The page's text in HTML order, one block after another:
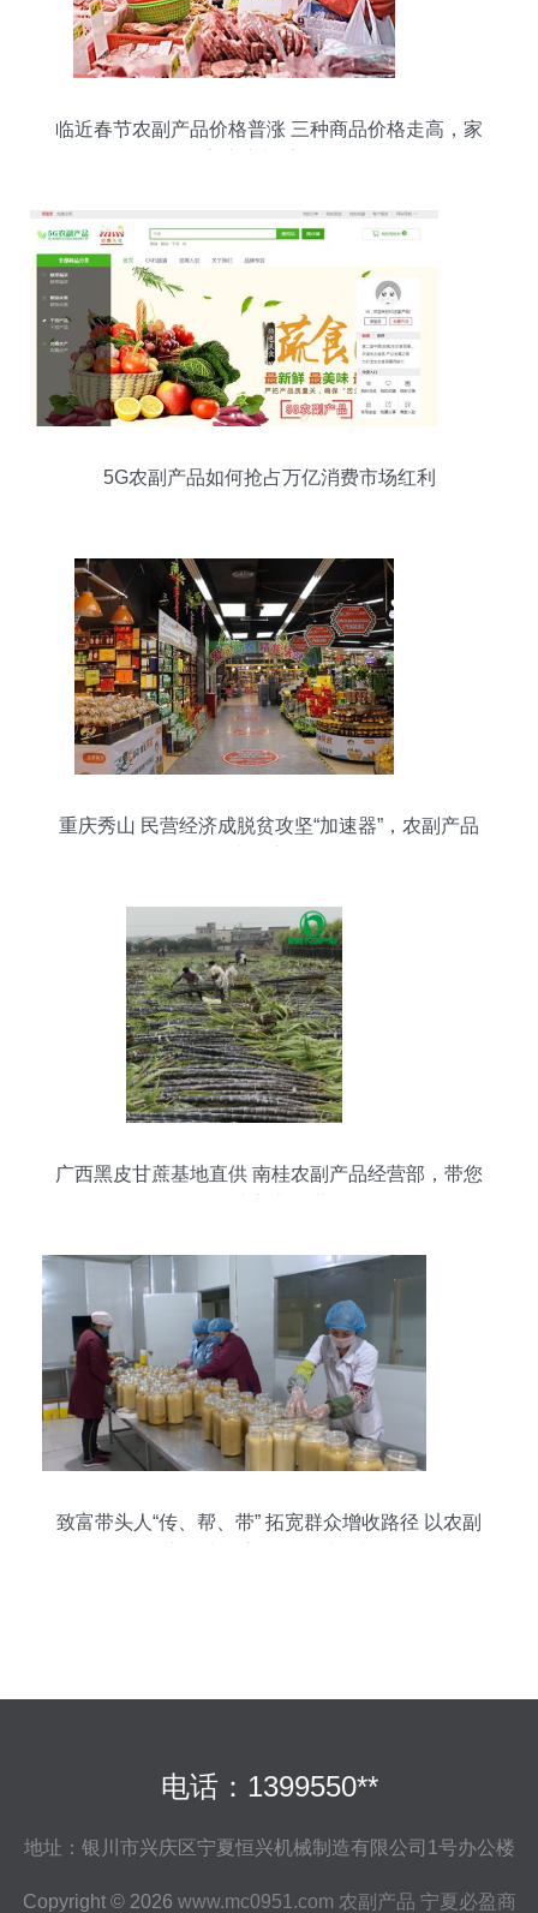
临近春节农副产品价格普涨 三种商品价格走高，家
5G农副产品如何抢占万亿消费市场红利
重庆秀山 民营经济成脱贫攻坚“加速器”，农副产品
广西黑皮甘蔗基地直供 南桂农副产品经营部，带您
致富带头人“传、帮、带” 拓宽群众增收路径 以农副
电话：1399550**
地址：银川市兴庆区宁夏恒兴机械制造有限公司1号办公楼
Copyright © 2026 www.mc0951.com 农副产品 宁夏必盈商